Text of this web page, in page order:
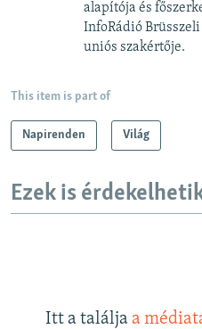
alapítója és
InfoRádió
uniós szakértője.
This item is part of
Napirenden Világ
Ezek is
Itt a találja a